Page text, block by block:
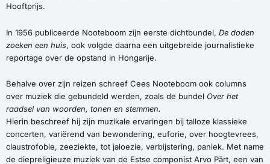
Hooftprijs.
In 1956 publiceerde Nooteboom zijn eerste dichtbundel, De doden
zoeken een huis, ook volgde daarna een uitgebreide journalistieke
reportage over de opstand in Hongarije.
Behalve over zijn reizen schreef Cees Nooteboom ook columns
over muziek die gebundeld werden, zoals de bundel Over het
raadsel van woorden, tonen en stemmen.
Hierin beschreef hij zijn muzikale ervaringen bij talloze klassieke
concerten, variërend van bewondering, euforie, over hoogtevrees,
claustrofobie, zeeziekte, tot jaloezie, verbijstering, paniek. Met name
de diepreligieuze muziek van de Estse componist Arvo Pärt, een van